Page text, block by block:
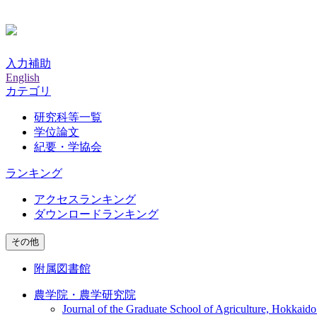
入力補助
English
カテゴリ
研究科等一覧
学位論文
紀要・学協会
ランキング
アクセスランキング
ダウンロードランキング
その他
附属図書館
農学院・農学研究院
Journal of the Graduate School of Agriculture,